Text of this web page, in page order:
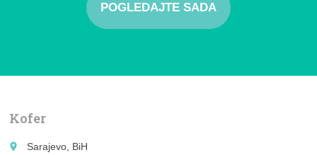
POGLEDAJTE SADA
Kofer
place
Sarajevo, BiH